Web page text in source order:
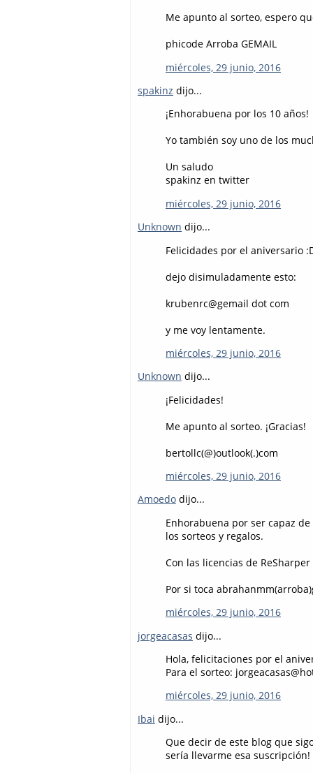
Me apunto al sorteo, espero
phicode Arroba GEMAIL
miércoles, 29 junio, 2016
spakinz dijo...
¡Enhorabuena por los 10 años!
Yo también soy uno de los
Un saludo
spakinz en twitter
miércoles, 29 junio, 2016
Unknown dijo...
Felicidades por el aniversario
dejo disimuladamente esto:
krubenrc@gemail dot com
y me voy lentamente.
miércoles, 29 junio, 2016
Unknown dijo...
¡Felicidades!
Me apunto al sorteo. ¡Gracias!
bertollc(@)outlook(.)com
miércoles, 29 junio, 2016
Amoedo dijo...
Enhorabuena por ser capaz
los sorteos y regalos.
Con las licencias de
Por si toca
miércoles, 29 junio, 2016
jorgeacasas dijo...
Hola, felicitaciones por el
Para el sorteo:
miércoles, 29 junio, 2016
Ibai dijo...
Que decir de este blog que
sería llevarme esa